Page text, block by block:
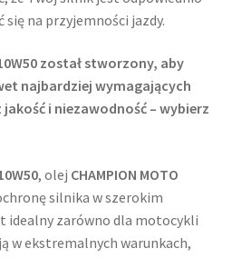
na przyjemności jazdy.
10W50 został stworzony, aby
najbardziej wymagających
i niezawodność – wybierz
, olej CHAMPION MOTO
silnika w szerokim
idealny zarówno dla motocykli
w ekstremalnych warunkach,